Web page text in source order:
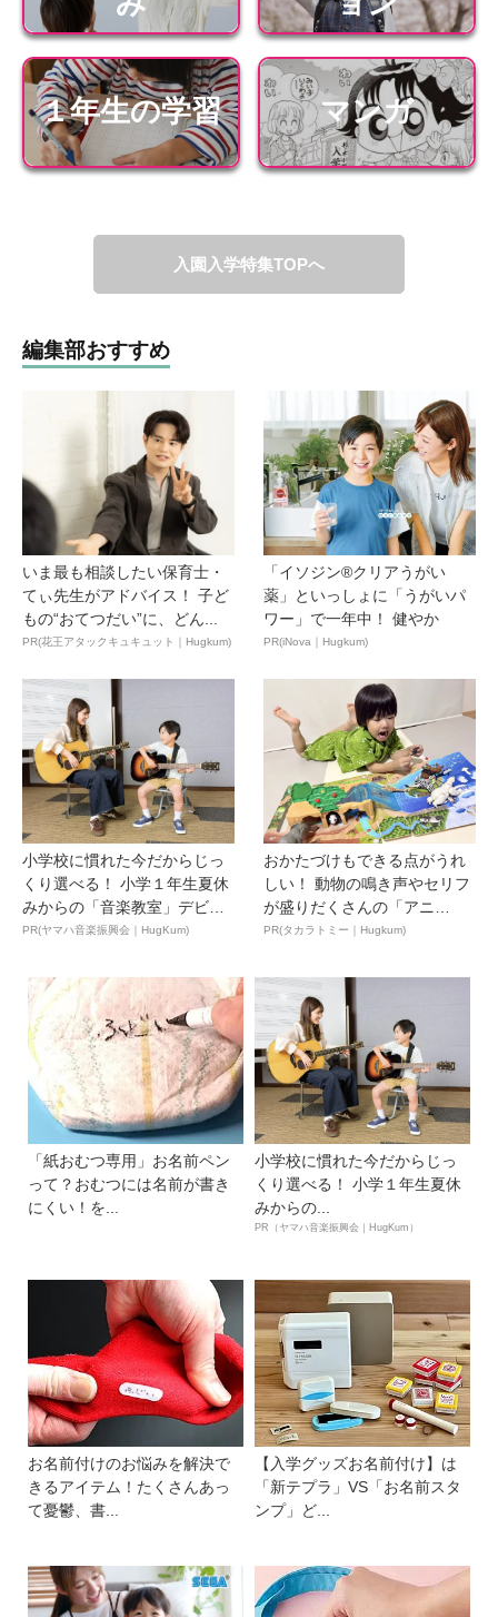
１年生の学習 マンガ
入園入学特集TOPへ
編集部おすすめ
いま最も相談したい保育士・
てぃ先生がアドバイス！ 子ど
もの“おてつだい”に、どん...
PR(花王アタックキュキュット｜Hugkum)
「イソジン®クリアうがい
薬」といっしょに「うがいパ
ワー」で一年中！ 健やか
PR(iNova｜Hugkum)
小学校に慣れた今だからじっ
くり選べる！ 小学１年生夏休
みからの「音楽教室」デビ
ュ...
PR(ヤマハ音楽振興会｜HugKum)
おかたづけもできる点がうれ
しい！ 動物の鳴き声やセリフ
が盛りだくさんの「アニ
ア ...
PR(タカラトミー｜Hugkum)
「紙おむつ専用」お名前ペン
って？おむつには名前が書き
にくい！を...
小学校に慣れた今だからじっ
くり選べる！ 小学１年生夏休
みからの...
PR（ヤマハ音楽振興会｜HugKum）
お名前付けのお悩みを解決で
きるアイテム！たくさんあっ
て憂鬱、書...
【入学グッズお名前付け】は
「新テプラ」VS「お名前スタ
ンプ」ど...